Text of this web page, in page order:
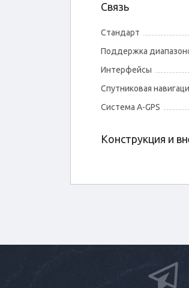
Связь
Стандарт
Поддержка
Интерфейсы
Спутниковая
Cистема A-GPS
Конструкция и